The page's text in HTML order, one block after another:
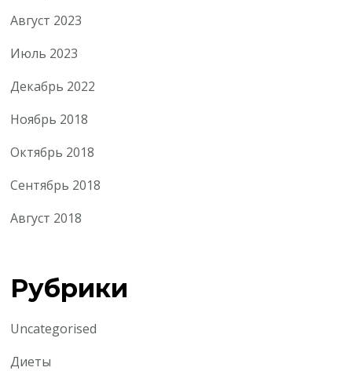
Август 2023
Июль 2023
Декабрь 2022
Ноябрь 2018
Октябрь 2018
Сентябрь 2018
Август 2018
Рубрики
Uncategorised
Диеты